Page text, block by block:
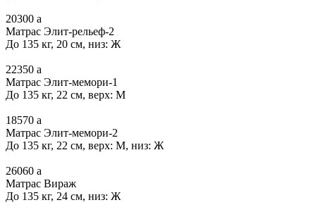
20300 a
Матрас Элит-рельеф-2
До 135 кг, 20 см, низ: Ж
22350 a
Матрас Элит-мемори-1
До 135 кг, 22 см, верх: М
18570 a
Матрас Элит-мемори-2
До 135 кг, 22 см, верх: М, низ: Ж
26060 a
Матрас Вираж
До 135 кг, 24 см, низ: Ж